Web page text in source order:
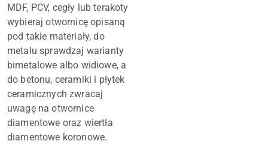
MDF, PCV, cegły lub terakoty
wybieraj otwornicę opisaną
pod takie materiały, do
metalu sprawdzaj warianty
bimetalowe albo widiowe, a
do betonu, ceramiki i płytek
ceramicznych zwracaj
uwagę na otwornice
diamentowe oraz wiertła
diamentowe koronowe.